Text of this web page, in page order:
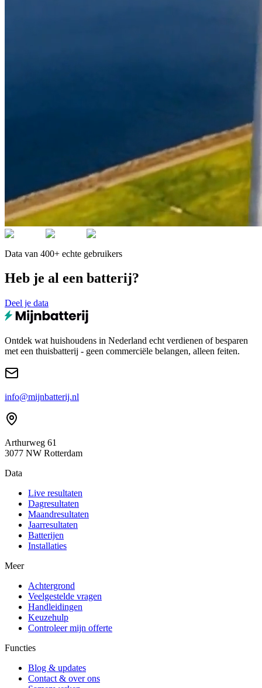
Data van 400+ echte gebruikers
Heb je al een batterij?
Deel je data
Ontdek wat huishoudens in Nederland echt verdienen of besparen
met een thuisbatterij - geen commerciële belangen, alleen feiten.
info@mijnbatterij.nl
Arthurweg 61
3077 NW Rotterdam
Data
Live resultaten
Dagresultaten
Maandresultaten
Jaarresultaten
Batterijen
Installaties
Meer
Achtergrond
Veelgestelde vragen
Handleidingen
Keuzehulp
Controleer mijn offerte
Functies
Blog & updates
Contact & over ons